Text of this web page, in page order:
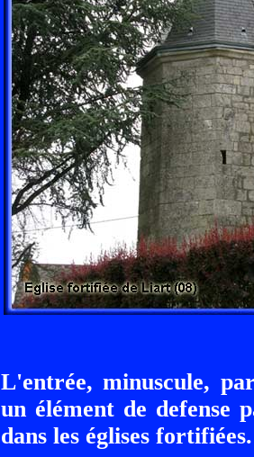
L'entrée, minuscule,
un élément de defense
dans les églises fortifiées.